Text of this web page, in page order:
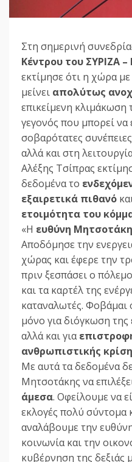
Στη σημερινή
Κέντρου του ΣΥΡΙΖΑ –
εκτίμησε ότι η χώρα
μείνει απολύτως
επικείμενη κλιμάκωση
γεγονός που μπορεί να
σοβαρότατες
αλλά και στη
Αλέξης Τσίπρας
δεδομένα το
εξαιρετικά πιθανό
ετοιμότητα του
«Η ευθύνη Μητσοτάκη
Αποδόμησε την
χώρας και έφερε την
πριν ξεσπάσει ο
και τα καρτέλ της
καταναλωτές. Φοβάμαι
μόνο για διόγκωση της
αλλά και για
ανθρωπιστικής
Με αυτά τα δεδομένα
Μητσοτάκης να
άμεσα. Οφείλουμε να
εκλογές πολύ σύντομα
αναλάβουμε την
κοινωνία και την
κυβέρνηση της δεξιάς